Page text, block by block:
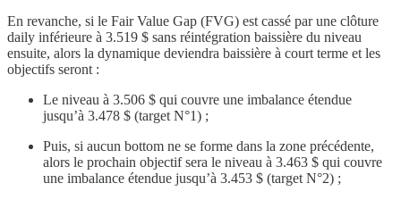
En revanche, si le Fair Value Gap (FVG) est cassé par une clôture
daily inférieure à 3.519 $ sans réintégration baissière du niveau
ensuite, alors la dynamique deviendra baissière à court terme et les
objectifs seront :
Le niveau à 3.506 $ qui couvre une imbalance étendue
jusqu’à 3.478 $ (target N°1) ;
Puis, si aucun bottom ne se forme dans la zone précédente,
alors le prochain objectif sera le niveau à 3.463 $ qui couvre
une imbalance étendue jusqu’à 3.453 $ (target N°2) ;